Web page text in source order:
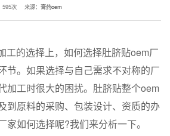
膏药资讯
联系我们
595次 来源： 膏药oem
的选择上，如何选择肚脐贴oem厂
节。如果选择与自己需求不对称的厂
加工时很大的困扰。肚脐贴整个oem
到原料的采购、包装设计、资质的办
家如何选择呢?我们来分析一下。